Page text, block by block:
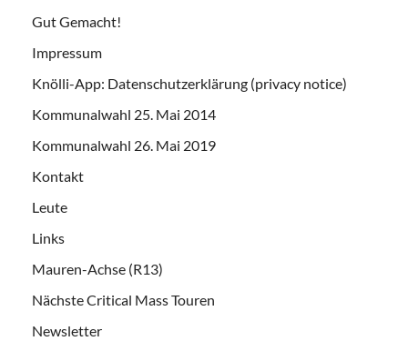
Gut Gemacht!
Impressum
Knölli-App: Datenschutzerklärung (privacy notice)
Kommunalwahl 25. Mai 2014
Kommunalwahl 26. Mai 2019
Kontakt
Leute
Links
Mauren-Achse (R13)
Nächste Critical Mass Touren
Newsletter